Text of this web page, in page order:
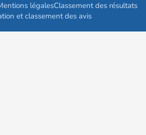
légalesClassement des résultats
et classement des avis